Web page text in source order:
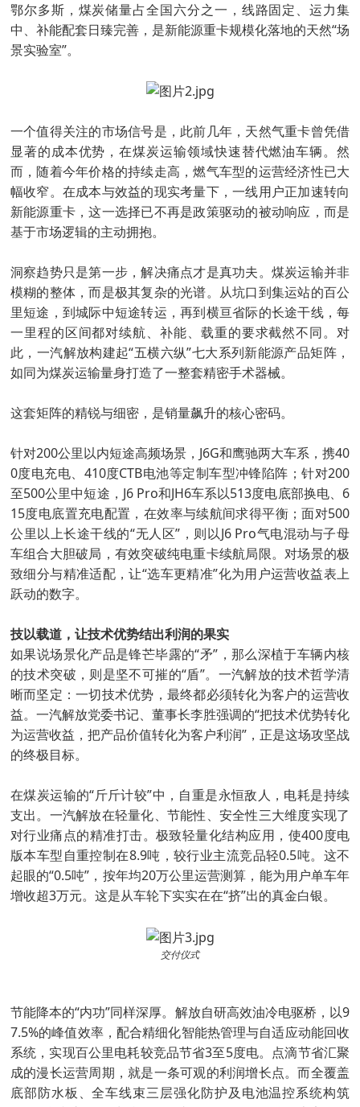
鄂尔多斯，煤炭储量占全国六分之一，线路固定、运力集
中、补能配套日臻完善，是新能源重卡规模化落地的天然“场
景实验室”。
一个值得关注的市场信号是，此前几年，天然气重卡曾凭借
显著的成本优势，在煤炭运输领域快速替代燃油车辆。然
而，随着今年价格的持续走高，燃气车型的运营经济性已大
幅收窄。在成本与效益的现实考量下，一线用户正加速转向
新能源重卡，这一选择已不再是政策驱动的被动响应，而是
基于市场逻辑的主动拥抱。
洞察趋势只是第一步，解决痛点才是真功夫。煤炭运输并非
模糊的整体，而是极其复杂的光谱。从坑口到集运站的百公
里短途，到城际中短途转运，再到横亘省际的长途干线，每
一里程的区间都对续航、补能、载重的要求截然不同。对
此，一汽解放构建起“五横六纵”七大系列新能源产品矩阵，
如同为煤炭运输量身打造了一整套精密手术器械。
这套矩阵的精锐与细密，是销量飙升的核心密码。
针对200公里以内短途高频场景，J6G和鹰驰两大车系，携40
0度电充电、410度CTB电池等定制车型冲锋陷阵；针对200
至500公里中短途，J6 Pro和JH6车系以513度电底部换电、6
15度电底置充电配置，在效率与续航间求得平衡；面对500
公里以上长途干线的“无人区”，则以J6 Pro气电混动与子母
车组合大胆破局，有效突破纯电重卡续航局限。对场景的极
致细分与精准适配，让“选车更精准”化为用户运营收益表上
跃动的数字。
技以载道，让技术优势结出利润的果实
如果说场景化产品是锋芒毕露的“矛”，那么深植于车辆内核
的技术突破，则是坚不可摧的“盾”。一汽解放的技术哲学清
晰而坚定：一切技术优势，最终都必须转化为客户的运营收
益。一汽解放党委书记、董事长李胜强调的“把技术优势转化
为运营收益，把产品价值转化为客户利润”，正是这场攻坚战
的终极目标。
在煤炭运输的“斤斤计较”中，自重是永恒敌人，电耗是持续
支出。一汽解放在轻量化、节能性、安全性三大维度实现了
对行业痛点的精准打击。极致轻量化结构应用，使400度电
版本车型自重控制在8.9吨，较行业主流竞品轻0.5吨。这不
起眼的“0.5吨”，按年均20万公里运营测算，能为用户单车年
增收超3万元。这是从车轮下实实在在“挤”出的真金白银。
交付仪式
节能降本的“内功”同样深厚。解放自研高效油冷电驱桥，以9
7.5%的峰值效率，配合精细化智能热管理与自适应动能回收
系统，实现百公里电耗较竞品节省3至5度电。点滴节省汇聚
成的漫长运营周期，就是一条可观的利润增长点。而全覆盖
底部防水板、全车线束三层强化防护及电池温控系统构筑